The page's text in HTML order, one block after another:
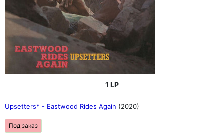
1 LP
Upsetters* - Eastwood Rides Again (2020)
Под заказ